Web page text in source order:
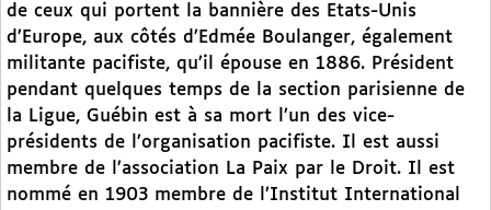
de ceux qui portent la bannière des Etats-Unis
d’Europe, aux côtés d’Edmée Boulanger, également
militante pacifiste, qu’il épouse en 1886. Président
pendant quelques temps de la section parisienne de
la Ligue, Guébin est à sa mort l’un des vice-
présidents de l’organisation pacifiste. Il est aussi
membre de l’association La Paix par le Droit. Il est
nommé en 1903 membre de l’Institut International